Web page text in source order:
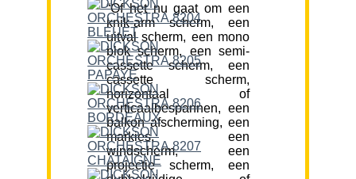
“Of het nu gaat om een
knik-arm scherm, een
uitval scherm, een mono
blok scherm, een semi-
cassette scherm, een
cassette scherm,
horizontaal of
verticaalbespannen, een
balkon afscherming, een
markies, een
windscherm, een
projectie scherm, een